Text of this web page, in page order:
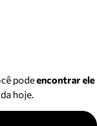
podeencontrar ele
hoje.